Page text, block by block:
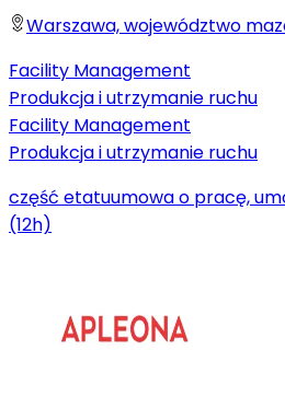
Warszawa, województwo
Facility Management
Produkcja i utrzymanie ruchu
Facility Management
Produkcja i utrzymanie ruchu
część etatuumowa o pracę,
(12h)